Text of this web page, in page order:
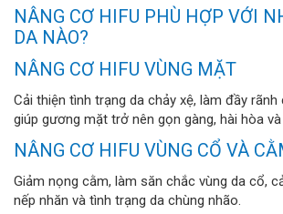
NÂNG CƠ HIFU PHÙ HỢP VỚI
DA NÀO?
NÂNG CƠ HIFU VÙNG MẶT
Cải thiện tình trạng da chảy xệ, làm đầy rãnh
giúp gương mặt trở nên gọn gàng, hài hòa
NÂNG CƠ HIFU VÙNG CỔ VÀ
Giảm nọng cằm, làm săn chắc vùng da cổ,
nếp nhăn và tình trạng da chùng nhão.